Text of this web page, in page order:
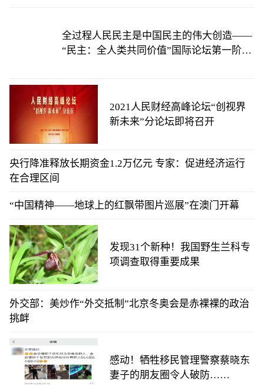
全过程人民民主是中国民主的伟大创造——
“民主：全人类共同价值”国际论坛第一阶段
2021人民财经高峰论坛“创视界
新未来”分论坛即将召开
央行降准释放长期资金1.2万亿元 专家：促进经济运行
在合理区间
“中国精神——地球上的红飘带图片巡展”在澳门开幕
发现31个新种！我国野生兰科专
项调查取得重要成果
外交部：美炒作“外交抵制”北京冬奥会是赤裸裸的政治
挑衅
感动！牺牲移民管理警察蔡晓东
妻子的朋友圈令人破防……